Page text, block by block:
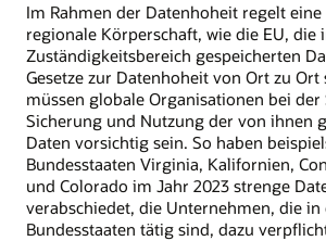
Im Rahmen der Datenhoheit regelt
regionale Körperschaft, wie die EU, die
Zuständigkeitsbereich gespeicherten
Gesetze zur Datenhoheit von Ort zu
müssen globale Organisationen bei der
Sicherung und Nutzung der von ihnen
Daten vorsichtig sein. So haben
Bundesstaaten Virginia, Kalifornien,
und Colorado im Jahr 2023 strenge
verabschiedet, die Unternehmen, die in
Bundesstaaten tätig sind, dazu